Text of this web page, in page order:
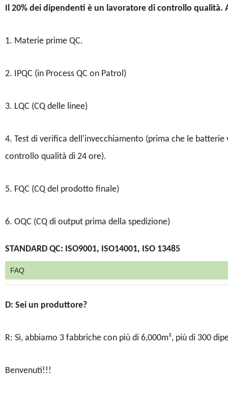
Il 20% dei dipendenti è un lavoratore di controllo
1. Materie prime QC.
2. IPQC (in Process QC on Patrol)
3. LQC (CQ delle linee)
4. Test di verifica dell'invecchiamento (prima che le
controllo qualità di 24 ore).
5. FQC (CQ del prodotto finale)
6. OQC (CQ di output prima della spedizione)
STANDARD QC: ISO9001, ISO14001, ISO 13485
FAQ
D: Sei un produttore?
R: Sì, abbiamo 3 fabbriche con più di 6,000m², più di 300
Benvenuti!!!